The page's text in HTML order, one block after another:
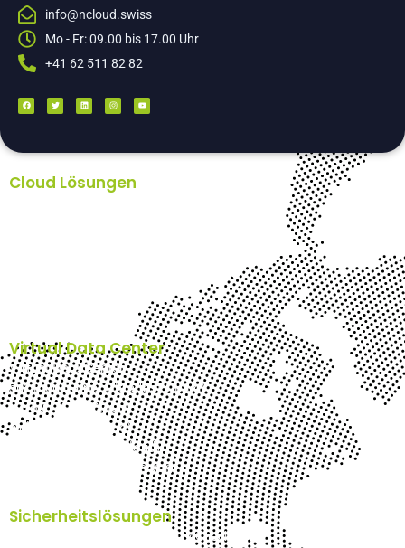
info@ncloud.swiss
Mo - Fr: 09.00 bis 17.00 Uhr
+41 62 511 82 82
Cloud Lösungen
Virtual Data Center
Virtual Data Center
su’cloud (Super Ultra fast Cloud)
g’cloud (GPU Cloud)
c’cloud (CAD Cloud)
u’cloud (Ultra fast Cloud)
VPS (Virtual Private Server)
Sicherheitslösungen
Pentester Schweiz - IT Security Check